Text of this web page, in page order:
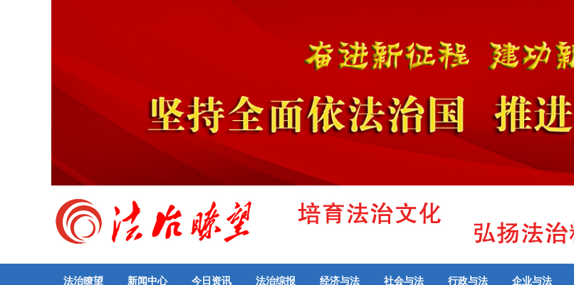
法治瞭望 新闻中心 今日资讯 法治综报 经济与法 社会与法 行政与法 企业与法